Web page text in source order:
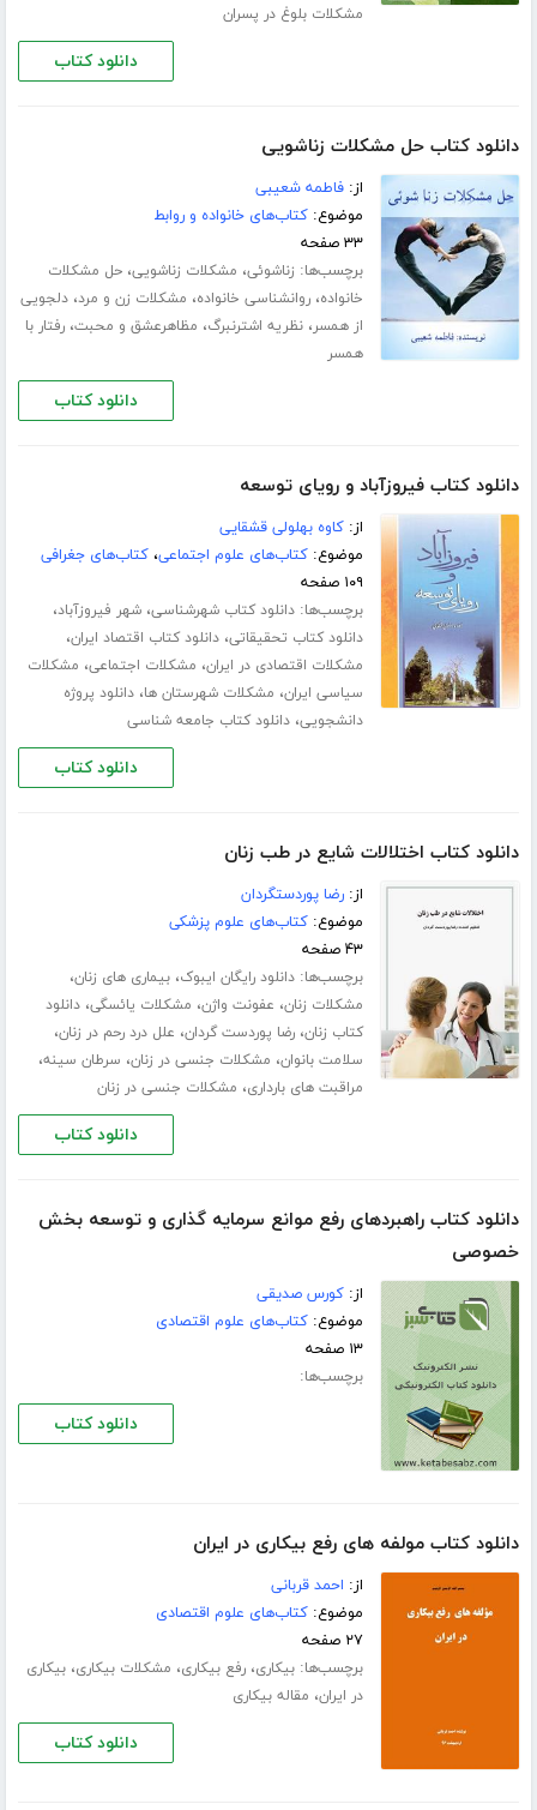
مشکلات بلوغ در پسران
دانلود کتاب
دانلود کتاب حل مشکلات زناشویی
از:فاطمه شعیبی
موضوع:کتاب‌های خانواده و روابط
۳۳ صفحه
برچسب‌ها: زناشوئی، مشکلات زناشویی،حل مشکلات
خانواده،روانشناسی خانواده، مشکلات زن و مرد،دلجویی
از همسر،نظریه اشترنبرگ، مظاهرعشق و محبت،رفتار با
همسر
دانلود کتاب
دانلود کتاب فیروزآباد و رویای توسعه
از:کاوه بهلولی قشقایی
موضوع:کتاب‌های علوم اجتماعی،کتاب‌های جغرافی
۱۰۹ صفحه
برچسب‌ها:دانلود کتاب شهرشناسی،شهر فیروزآباد،
دانلود کتاب تحقیقاتی،دانلود کتاب اقتصاد ایران،
مشکلات اقتصادی در ایران، مشکلات اجتماعی، مشکلات
سیاسی ایران، مشکلات شهرستان ها،دانلود پروژه
دانشجویی،دانلود کتاب جامعه شناسی
دانلود کتاب
دانلود کتاب اختلالات شایع در طب زنان
از:رضا پوردستگردان
موضوع:کتاب‌های علوم پزشکی
۴۳ صفحه
برچسب‌ها:دانلود رایگان ایبوک،بیماری های زنان،
مشکلات زنان، عفونت واژن، مشکلات یائسگی،دانلود
کتاب زنان،رضا پوردست گردان، علل درد رحم در زنان،
سلامت بانوان، مشکلات جنسی در زنان، سرطان سینه،
مراقبت های بارداری، مشکلات جنسی در زنان
دانلود کتاب
دانلود کتاب راهبردهای رفع موانع سرمایه گذاری و توسعه بخش
خصوصی
از:کورس صدیقی
موضوع:کتاب‌های علوم اقتصادی
۱۳ صفحه
برچسب‌ها:
دانلود کتاب
دانلود کتاب مولفه های رفع بیکاری در ایران
از: احمد قربانی
موضوع:کتاب‌های علوم اقتصادی
۲۷ صفحه
برچسب‌ها:بیکاری،رفع بیکاری، مشکلات بیکاری،بیکاری
در ایران، مقاله بیکاری
دانلود کتاب